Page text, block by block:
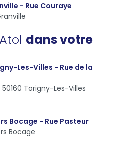
- Rue Couraye
dans votre
Les-Villes - Rue de la
50160 Torigny-Les-Villes
Bocage - Rue Pasteur
Bocage